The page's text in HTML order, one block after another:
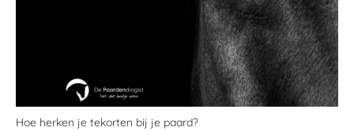
Hoe herken je tekorten bij je paard?